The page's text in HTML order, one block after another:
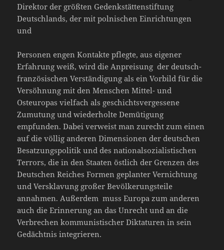
Direktor der größten Gedenkstättenstiftung
Deutschlands, der mit polnischen Einrichtungen
und
Personen engen Kontakte pflegte, aus eigener
Erfahrung weiß, wird die Anpreisung der deutsch-
französischen Verständigung als ein Vorbild für die
Versöhnung mit den Menschen Mittel- und
Osteuropas vielfach als geschichtsvergessene
Zumutung und wiederholte Demütigung
empfunden. Dabei verweist man zurecht zum einen
auf die völlig anderen Dimensionen der deutschen
Besatzungspolitik und des nationalsozialistischen
Terrors, die in den Staaten östlich der Grenzen des
Deutschen Reiches Formen geplanter Vernichtung
und Versklavung großer Bevölkerungsteile
annahmen. Außerdem muss Europa zum anderen
auch die Erinnerung an das Unrecht und an die
Verbrechen kommunistischer Diktaturen in sein
Gedächtnis integrieren.